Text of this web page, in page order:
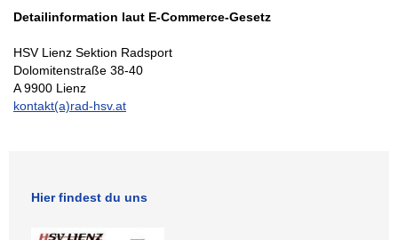
Detailinformation laut E-Commerce-Gesetz
HSV Lienz Sektion Radsport
Dolomitenstraße 38-40
A 9900 Lienz
kontakt(a)rad-hsv.at
Hier findest du uns